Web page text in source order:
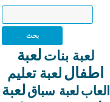
لعبة بنات لعبة
اطفاللعبة تعليم
العابلعبة سباق لعبة